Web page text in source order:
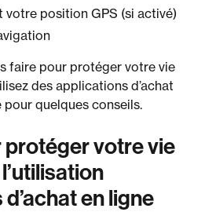
votre position GPS (si activé)
faire pour protéger votre vie
des applications d’achat
quelques conseils.
votre vie
en ligne